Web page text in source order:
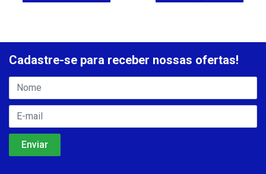
Cadastre-se para receber nossas ofertas!